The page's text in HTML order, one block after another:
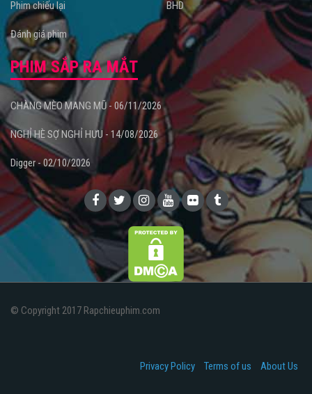
Phim chiếu lại
Đánh giá phim
BHD
PHIM SẮP RA MẮT
CHÀNG MÈO MANG MŨ - 06/11/2026
NGHỈ HÈ SỢ NGHỈ HƯU - 14/08/2026
Digger - 02/10/2026
© Copyright 2017 Rapchieuphim.com
Privacy Policy Terms of us About Us